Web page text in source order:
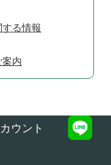
る情報
案内
ウント